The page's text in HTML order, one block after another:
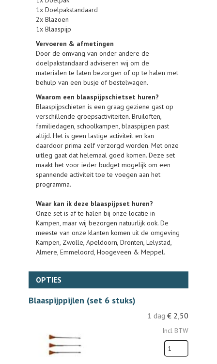
1x Doelpakstandaard
2x Blazoen
1x Blaaspijp
Vervoeren & afmetingen
Door de omvang van onder andere de
doelpakstandaard adviseren wij om de
materialen te laten bezorgen of op te halen met
behulp van een busje of bestelwagen.
Waarom een blaaspijpschietset huren?
Blaaspijpschieten is een graag geziene gast op
verschillende groepsactiviteiten. Bruiloften,
familiedagen, schoolkampen, blaaspijpen past
altijd. Het is geen lastige activiteit en kan
daardoor prima zelf verzorgd worden. Met onze
uitleg gaat dat helemaal goed komen. Deze set
maakt het voor ieder budget mogelijk om een
spannende activiteit toe te voegen aan het
programma.
Waar kan ik deze blaaspijpset huren?
Onze set is af te halen bij onze locatie in
Kampen, maar wij bezorgen natuurlijk ook. De
meeste van onze klanten komen uit de omgeving
Kampen, Zwolle, Apeldoorn, Dronten, Lelystad,
Almere, Emmeloord, Hoogeveen & Meppel.
OPTIES
Blaaspijppijlen (set 6 stuks)
1 dag € 2,50
Incl BTW